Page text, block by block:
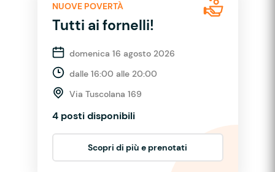
NUOVE POVERTÀ
Tutti ai fornelli!
domenica 16 agosto 2026
dalle 16:00 alle 20:00
Via Tuscolana 169
4 posti disponibili
Scopri di più e prenotati